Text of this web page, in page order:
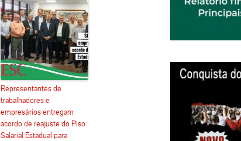
Representantes de
trabalhadores e
empresários entregam
acordo de reajuste do Piso
Salarial Estadual para